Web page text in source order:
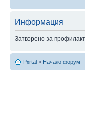
Информация
Затворено за
Portal » Начало форум